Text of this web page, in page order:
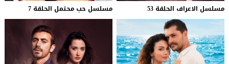
مسلسل الاعراف الحلقة 53 مسلسل حب محتمل الحلقة 7